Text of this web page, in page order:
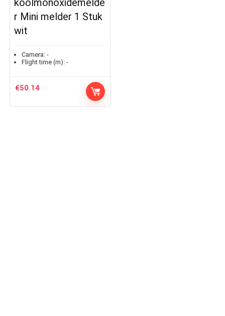
koolmonoxidemelde
r Mini melder 1 Stuk
wit
Camera: -
Flight time (m): -
€50.14